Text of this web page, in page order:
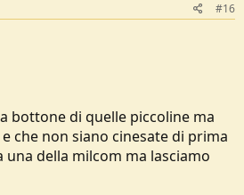
#16
bottone di quelle piccoline ma
che non siano cinesate di prima
una della milcom ma lasciamo